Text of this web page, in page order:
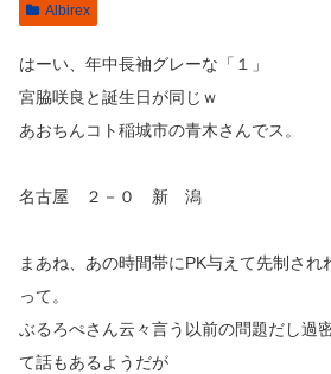
Albirex
はーい、年中長袖グレーな「１」
宮脇咲良と誕生日が同じｗ
あおちんコト稲城市の青木さんでス。
名古屋 ２－０ 新 潟
まあね、あの時間帯にPK与えて先制され
って。
ぶるろぺさん云々言う以前の問題だし過
て話もあるようだが